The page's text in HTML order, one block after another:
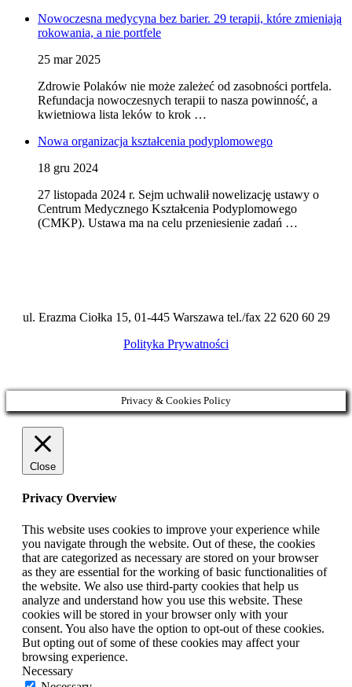
Nowoczesna medycyna bez barier. 29 terapii, które zmieniają
rokowania, a nie portfele
25 mar 2025
Zdrowie Polaków nie może zależeć od zasobności portfela.
Refundacja nowoczesnych terapii to nasza powinność, a
kwietniowa lista leków to krok …
Nowa organizacja kształcenia podyplomowego
18 gru 2024
27 listopada 2024 r. Sejm uchwalił nowelizację ustawy o
Centrum Medycznego Kształcenia Podyplomowego
(CMKP). Ustawa ma na celu przeniesienie zadań …
ul. Erazma Ciołka 15, 01-445 Warszawa tel./fax 22 620 60 29
Polityka Prywatności
Privacy & Cookies Policy
Close
Privacy Overview
This website uses cookies to improve your experience while
you navigate through the website. Out of these, the cookies
that are categorized as necessary are stored on your browser
as they are essential for the working of basic functionalities of
the website. We also use third-party cookies that help us
analyze and understand how you use this website. These
cookies will be stored in your browser only with your
consent. You also have the option to opt-out of these cookies.
But opting out of some of these cookies may affect your
browsing experience.
Necessary